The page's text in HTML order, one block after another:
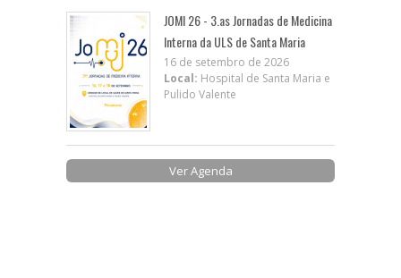
JOMI 26 - 3.as Jornadas de Medicina
Interna da ULS de Santa Maria
16 de setembro de 2026
Local: Hospital de Santa Maria e
Pulido Valente
Ver Agenda